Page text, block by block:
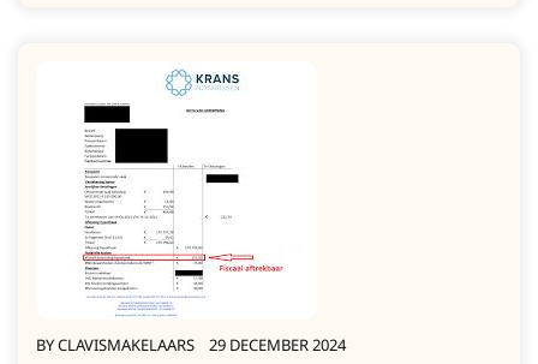
BYCLAVISMAKELAARS 29 DECEMBER 2024